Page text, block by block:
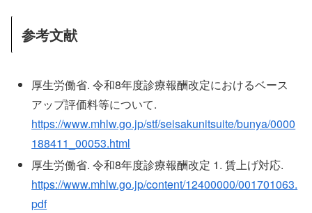
参考文献
厚生労働省. 令和8年度診療報酬改定におけるベース
アップ評価料等について.
https://www.mhlw.go.jp/stf/seisakunitsuite/bunya/0000
188411_00053.html
厚生労働省. 令和8年度診療報酬改定 1. 賃上げ対応.
https://www.mhlw.go.jp/content/12400000/001701063.
pdf